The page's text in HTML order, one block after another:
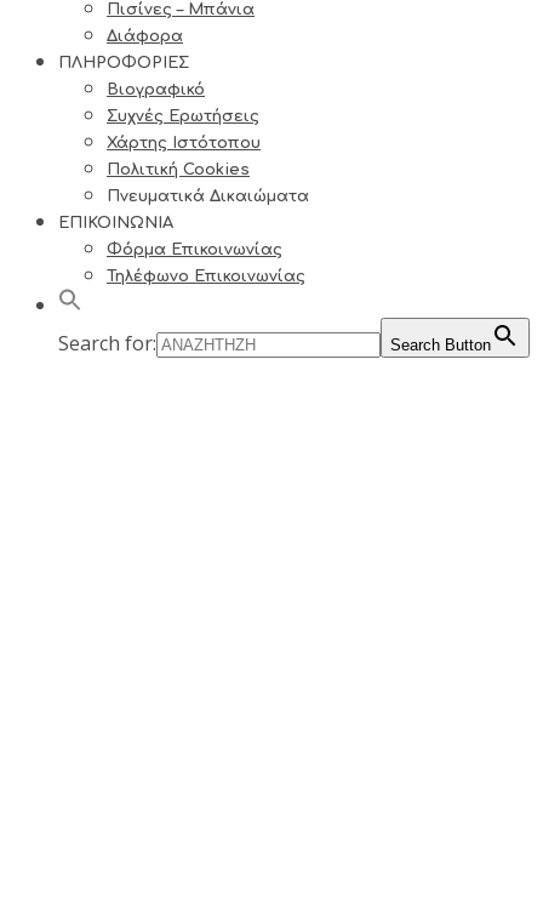
Πισίνες – Μπάνια
Διάφορα
ΠΛΗΡΟΦΟΡΙΕΣ
Βιογραφικό
Συχνές Ερωτήσεις
Χάρτης Ιστότοπου
Πολιτική Cookies
Πνευματικά Δικαιώματα
ΕΠΙΚΟΙΝΩΝΙΑ
Φόρμα Επικοινωνίας
Τηλέφωνο Επικοινωνίας
Search for: Search Button